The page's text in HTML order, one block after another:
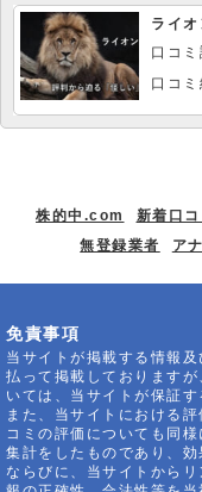
ライ
口コ
口コ
株的中.com 新着口コ
無登録業者
ア
免責事項
当サイトが掲載する情報
払って掲載しております
いては、当サイトが保証す
また、当サイトにおける
コミの評価についても同
集計をしたものであり、効
ならびに、当サイトから